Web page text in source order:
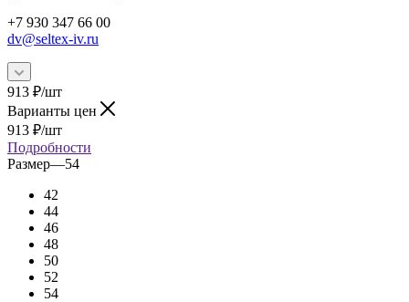
+7 930 347 66 00
dv@seltex-iv.ru
913 ₽/шт
Варианты цен
913 ₽/шт
Подробности
Размер—54
42
44
46
48
50
52
54